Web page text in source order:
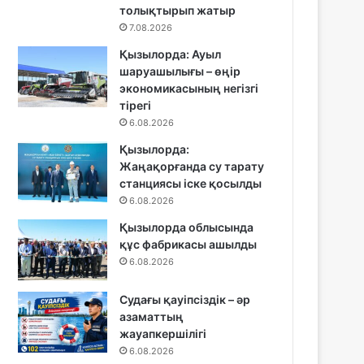
толықтырып жатыр
7.08.2026
Қызылорда: Ауыл
шаруашылығы – өңір
экономикасының негізгі
тірегі
6.08.2026
Қызылорда:
Жаңақорғанда су тарату
станциясы іске қосылды
6.08.2026
Қызылорда облысында
құс фабрикасы ашылды
6.08.2026
Судағы қауіпсіздік – әр
азаматтың
жауапкершілігі
6.08.2026